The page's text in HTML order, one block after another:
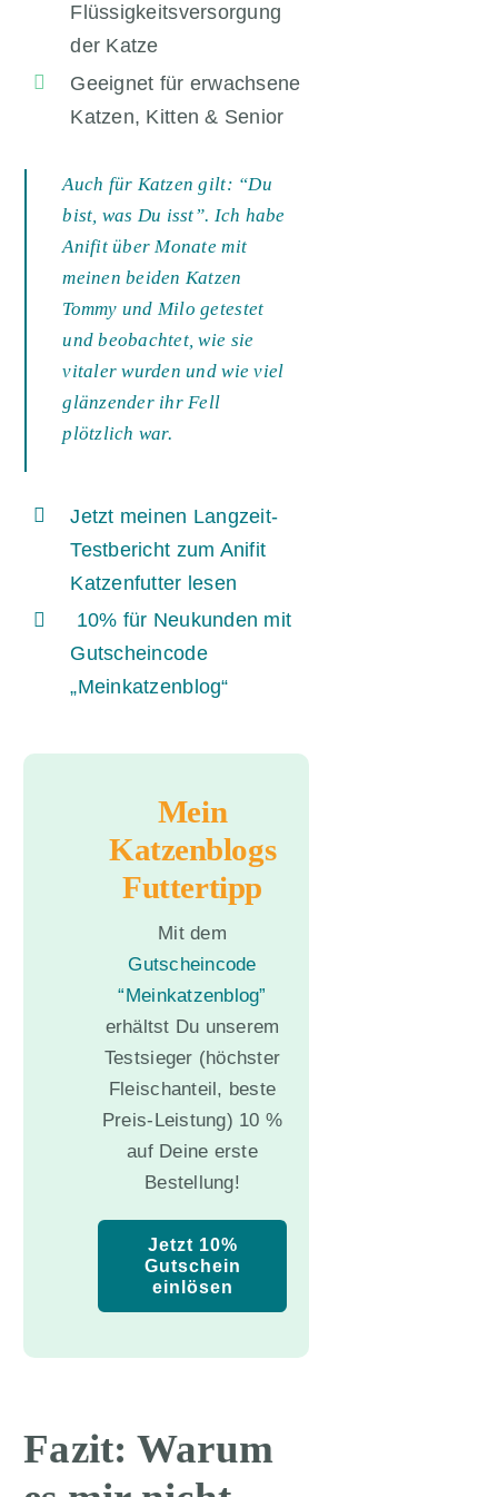
Flüssigkeitsversorgung
der Katze
Geeignet für erwachsene
Katzen, Kitten & Senior
Auch für Katzen gilt: “Du
bist, was Du isst”. Ich habe
Anifit über Monate mit
meinen beiden Katzen
Tommy und Milo getestet
und beobachtet, wie sie
vitaler wurden und wie viel
glänzender ihr Fell
plötzlich war.
Jetzt meinen Langzeit-
Testbericht zum Anifit
Katzenfutter lesen
10% für Neukunden mit
Gutscheincode
„Meinkatzenblog“
Mein
Katzenblogs
Futtertipp
Mit dem
Gutscheincode
“Meinkatzenblog”
erhältst Du unserem
Testsieger (höchster
Fleischanteil, beste
Preis-Leistung) 10 %
auf Deine erste
Bestellung!
Jetzt 10%
Gutschein
einlösen
Fazit: Warum